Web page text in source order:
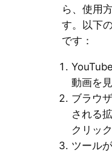
ら、使用
す。以下
です：
動画を
ブラウ
される
クリッ
ツール